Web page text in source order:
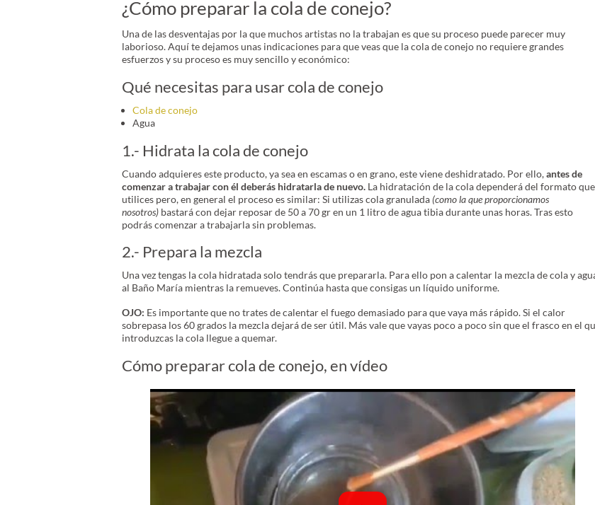
¿Cómo preparar la cola de conejo?
Una de las desventajas por la que muchos artistas no la trabajan es que su proceso puede parecer muy
laborioso. Aquí te dejamos unas indicaciones para que veas que la cola de conejo no requiere grandes
esfuerzos y su proceso es muy sencillo y económico:
Qué necesitas para usar cola de conejo
Cola de conejo
Agua
1.- Hidrata la cola de conejo
Cuando adquieres este producto, ya sea en escamas o en grano, este viene deshidratado. Por ello,antes de
comenzar a trabajar con él deberás hidratarla de nuevo. La hidratación de la cola dependerá del formato que
utilices pero, en general el proceso es similar: Si utilizas cola granulada (como la que proporcionamos
nosotros) bastará con dejar reposar de 50 a 70 gr en un 1 litro de agua tibia durante unas horas. Tras esto
podrás comenzar a trabajarla sin problemas.
2.- Prepara la mezcla
Una vez tengas la cola hidratada solo tendrás que prepararla. Para ello pon a calentar la mezcla de cola y
al Baño María mientras la remueves. Continúa hasta que consigas un líquido uniforme.
OJO: Es importante que no trates de calentar el fuego demasiado para que vaya más rápido. Si el calor
sobrepasa los 60 grados la mezcla dejará de ser útil. Más vale que vayas poco a poco sin que el frasco en el
introduzcas la cola llegue a quemar.
Cómo preparar cola de conejo, en vídeo